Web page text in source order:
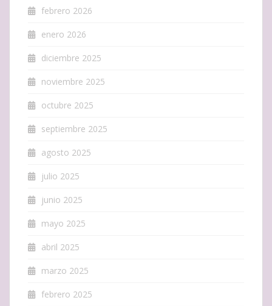
febrero 2026
enero 2026
diciembre 2025
noviembre 2025
octubre 2025
septiembre 2025
agosto 2025
julio 2025
junio 2025
mayo 2025
abril 2025
marzo 2025
febrero 2025